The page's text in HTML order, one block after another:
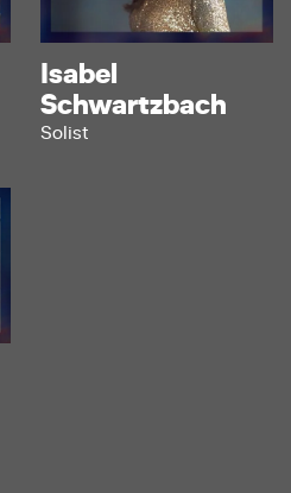
Isabel
Schwartzbach
Solist